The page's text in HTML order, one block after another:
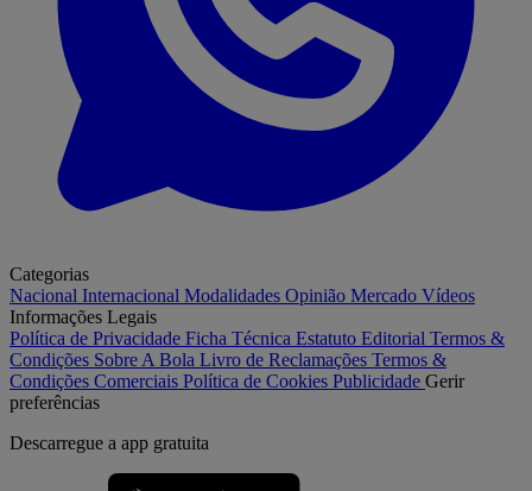
Categorias
Nacional Internacional Modalidades Opinião Mercado Vídeos
Informações Legais
Política de Privacidade Ficha Técnica Estatuto Editorial Termos &
Condições Sobre A Bola Livro de Reclamações Termos &
Condições Comerciais Política de Cookies Publicidade Gerir
preferências
Descarregue a app gratuita